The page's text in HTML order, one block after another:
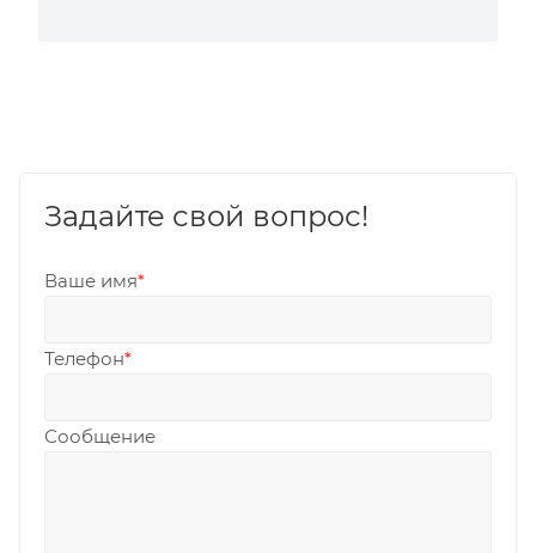
Задайте свой вопрос!
Ваше имя*
Телефон*
Сообщение